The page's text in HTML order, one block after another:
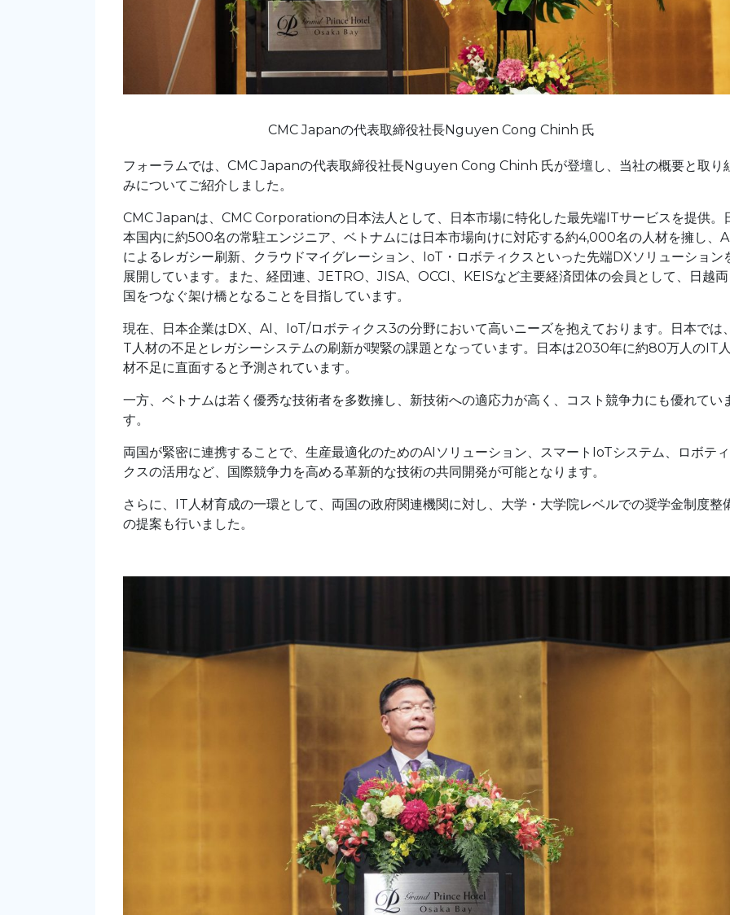
CMC Japanの代表取締役社長Nguyen Cong Chinh 氏
フォーラムでは、CMC Japanの代表取締役社長Nguyen Cong Chinh 氏が登壇し、当社の概要と取り
みについてご紹介しました。
CMC Japanは、 CMC Corporationの日本法人として、日本市場に特化した最先端ITサービスを提供。
本国内に約500名の常駐エンジニア、ベトナムには日本市場向けに対応する約4,000名の人材を擁し、
によるレガシー刷新、クラウドマイグレーション、IoT・ロボティクスといった先端DXソリューション
展開しています。また、経団連、JETRO、JISA、OCCI、KEISなど主要経済団体の会員として、日越両
国をつなぐ架け橋となることを目指しています。
現在、日本企業はDX、 AI 、 IoT/ロボティクス3の分野において高いニーズを抱えております。日本では
T人材の不足とレガシーシステムの刷新が喫緊の課題となっています。
日本は2030年に約80万人のIT
材不足に直面すると予測されています。
一方、ベトナムは若く優秀な技術者を多数擁し、新技術への適応力が高く、コスト競争力にも優れてい
す。
両国が緊密に連携することで、生産最適化のためのAI ソリューション、スマート IoTシステム、ロボティ
クスの活用など、国際競争力を高める革新的な技術の共同開発が可能となります。
さらに、IT人材育成の一環として、両国の政府関連機関に対し、大学・大学院レベルでの奨学金制度整
の提案も行いました。